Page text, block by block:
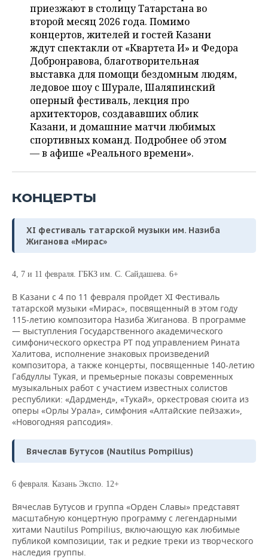
ФИГУРНОЕ КАТАНИЕ
ВОДНЫЕ ВИДЫ СПОРТА
ХОККЕЙ С МЯЧОМ
МЕДИЦИНА
ОБРАЗОВАНИЕ
ПРОИСШЕСТВИЯ
приезжают в столицу Татарстана во
второй месяц 2026 года. Помимо
концертов, жителей и гостей Казани
ждут спектакли от «Квартета И» и Федора
Добронравова, благотворительная
выставка для помощи бездомным людям,
ледовое шоу с Шурале, Шаляпинский
оперный фестиваль, лекция про
архитекторов, создававших облик
Казани, и домашние матчи любимых
спортивных команд. Подробнее об этом
— в афише «Реального времени».
КОНЦЕРТЫ
XI фестиваль татарской музыки им. Назиба
Жиганова «Мирас»
4, 7 и 11 февраля. ГБКЗ им. С. Сайдашева. 6+
В Казани с 4 по 11 февраля пройдет XI Фестиваль
татарской музыки «Мирас», посвященный в этом году
115-летию композитора Назиба Жиганова. В программе
— выступления Государственного академического
симфонического оркестра РТ под управлением Рината
Халитова, исполнение знаковых произведений
композитора, а также концерты, посвященные 140-летию
Габдуллы Тукая, и премьерные показы современных
музыкальных работ с участием известных солистов
республики: «Дардменд», «Тукай», оркестровая сюита из
оперы «Орлы Урала», симфония «Алтайские пейзажи»,
«Новогодняя рапсодия».
Вячеслав Бутусов (Nautilus Pompilius)
6 февраля. Казань Экспо. 12+
Вячеслав Бутусов и группа «Орден Славы» представят
масштабную концертную программу с легендарными
хитами Nautilus Pompilius, включающую как любимые
публикой композиции, так и редкие треки из творческого
наследия группы.